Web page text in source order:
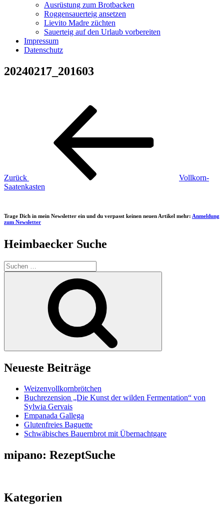
Ausrüstung zum Brotbacken
Roggensauerteig ansetzen
Lievito Madre züchten
Sauerteig auf den Urlaub vorbereiten
Impressum
Datenschutz
20240217_201603
Beitragsnavigation
Zurück
Vollkorn-
Saatenkasten
Trage Dich in mein Newsletter ein und du verpasst keinen neuen Artikel mehr: Anmeldung
zum Newsletter
Heimbaecker Suche
Suchen
nach:
Neueste Beiträge
Weizenvollkornbrötchen
Buchrezension „Die Kunst der wilden Fermentation“ von
Sylwia Gervais
Empanada Gallega
Glutenfreies Baguette
Schwäbisches Bauernbrot mit Übernachtgare
mipano: RezeptSuche
Kategorien